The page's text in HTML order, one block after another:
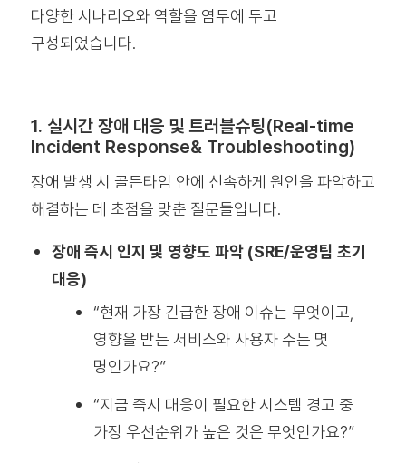
다양한 시나리오와 역할을 염두에 두고
구성되었습니다.
1. 실시간 장애 대응 및 트러블슈팅(Real-time
Incident Response& Troubleshooting)
장애 발생 시 골든타임 안에 신속하게 원인을 파악하고
해결하는 데 초점을 맞춘 질문들입니다.
장애 즉시 인지 및 영향도 파악 (SRE/운영팀 초기
대응)
“현재 가장 긴급한 장애 이슈는 무엇이고,
영향을 받는 서비스와 사용자 수는 몇
명인가요?”
“지금 즉시 대응이 필요한 시스템 경고 중
가장 우선순위가 높은 것은 무엇인가요?”